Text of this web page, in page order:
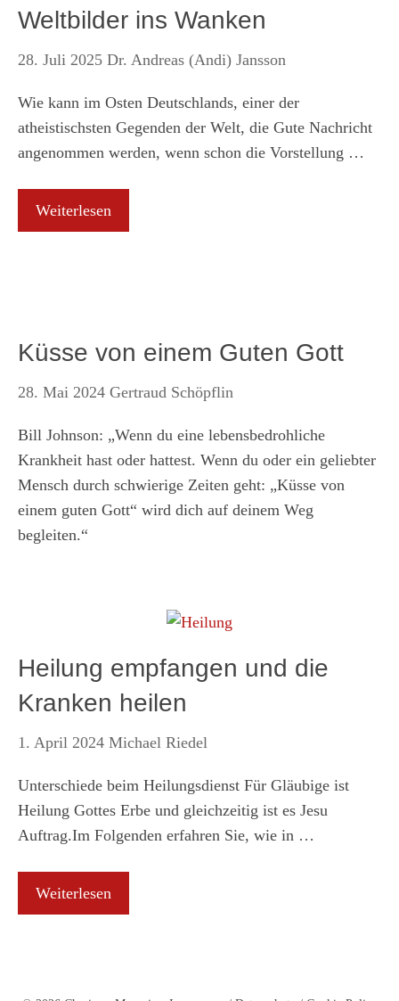
Weltbilder ins Wanken
28. Juli 2025 Dr. Andreas (Andi) Jansson
Wie kann im Osten Deutschlands, einer der
atheistischsten Gegenden der Welt, die Gute Nachricht
angenommen werden, wenn schon die Vorstellung …
Weiterlesen
Küsse von einem Guten Gott
28. Mai 2024 Gertraud Schöpflin
Bill Johnson: „Wenn du eine lebensbedrohliche
Krankheit hast oder hattest. Wenn du oder ein geliebter
Mensch durch schwierige Zeiten geht: „Küsse von
einem guten Gott“ wird dich auf deinem Weg
begleiten.“
Heilung empfangen und die
Kranken heilen
1. April 2024 Michael Riedel
Unterschiede beim Heilungsdienst Für Gläubige ist
Heilung Gottes Erbe und gleichzeitig ist es Jesu
Auftrag.Im Folgenden erfahren Sie, wie in …
Weiterlesen